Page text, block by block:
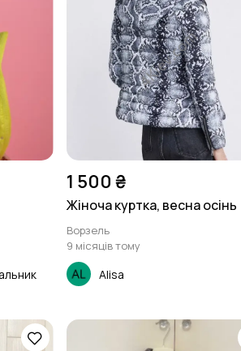
1 500 ₴
Жіноча куртка, весна осінь
Ворзель
9 місяців тому
Alisa